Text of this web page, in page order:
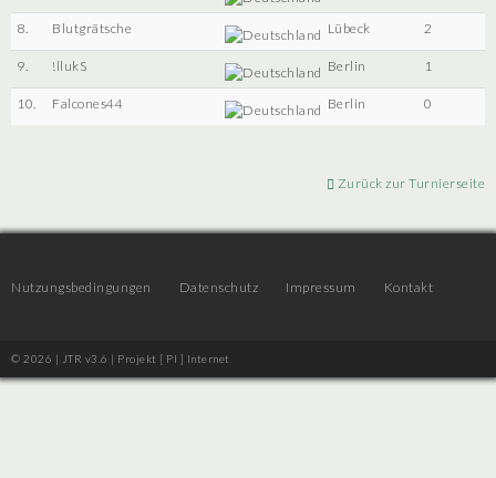
8. Blutgrätsche Lübeck 2
9. !llukS Berlin 1
10. Falcones44 Berlin 0
Zurück zur Turnierseite
Nutzungsbedingungen Datenschutz Impressum Kontakt
© 2026 | JTR v3.6 | Projekt [ PI ] Internet